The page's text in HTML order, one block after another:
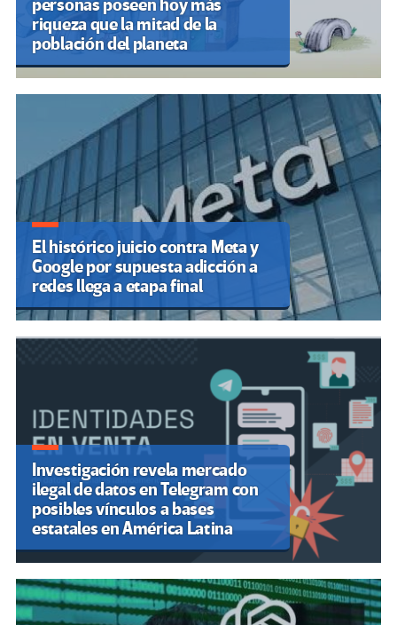
personas poseen hoy más
riqueza que la mitad de la
población del planeta
El histórico juicio contra Meta y
Google por supuesta adicción a
redes llega a etapa final
Investigación revela mercado
ilegal de datos en Telegram con
posibles vínculos a bases
estatales en América Latina